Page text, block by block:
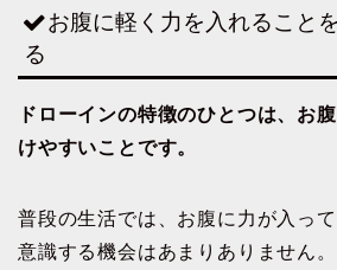
お腹に軽く力を入れること
る
ドローインの特徴のひとつは、お
けやすいことです。
普段の生活では、お腹に力が入っ
意識する機会はあまりありません。